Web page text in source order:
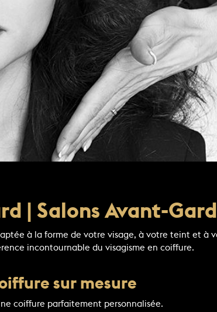
| Salons Avant-
à la forme de votre visage, à votre teint et à
incontournable du visagisme en coiffure.
sur mesure
coiffure parfaitement personnalisée.